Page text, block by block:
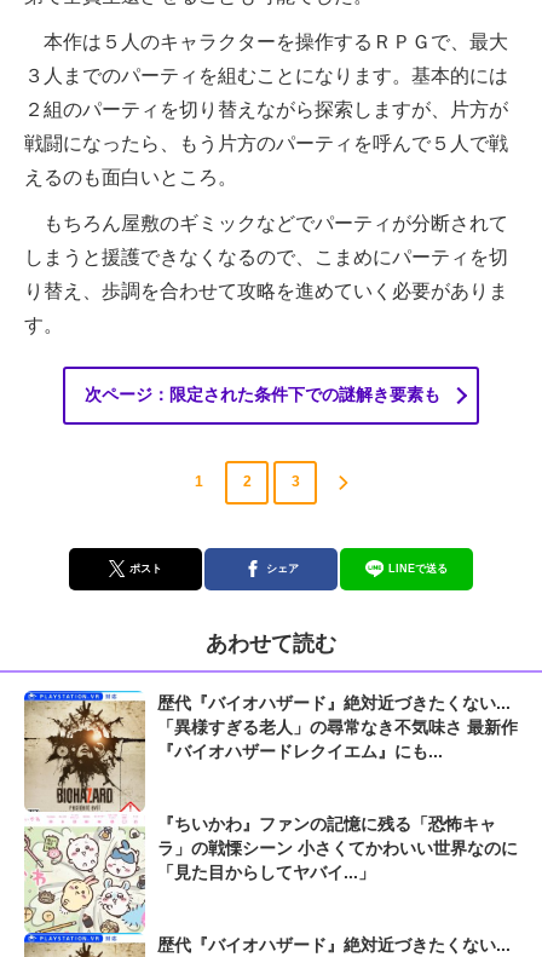
本作は５人のキャラクターを操作するＲＰＧで、最大
３人までのパーティを組むことになります。基本的には
２組のパーティを切り替えながら探索しますが、片方が
戦闘になったら、もう片方のパーティを呼んで５人で戦
えるのも面白いところ。
もちろん屋敷のギミックなどでパーティが分断されて
しまうと援護できなくなるので、こまめにパーティを切
り替え、歩調を合わせて攻略を進めていく必要がありま
す。
次ページ：限定された条件下での謎解き要素も
1 2 3
ポスト シェア LINEで送る
あわせて読む
歴代『バイオハザード』絶対近づきたくない...
「異様すぎる老人」の尋常なき不気味さ 最新作
『バイオハザードレクイエム』にも...
『ちいかわ』ファンの記憶に残る「恐怖キャ
ラ」の戦慄シーン 小さくてかわいい世界なのに
「見た目からしてヤバイ...」
歴代『バイオハザード』絶対近づきたくない...